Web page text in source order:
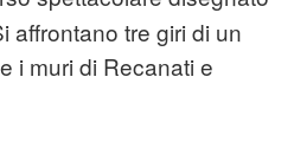
affrontano tre giri di un
i muri di Recanati e